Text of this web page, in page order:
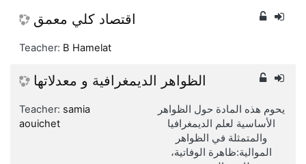
اقتصاد كلي معمق
Teacher: B Hamelat
الظواهر الديمغرافية و معدلاتها
يحوم هذه المادة حول الظواهر
الأساسية لعلم الديمغرافيا
والمتمثلة في الظواهر
الموالية:ظاهرة الوفاتية،
Teacher: samia
aouichet